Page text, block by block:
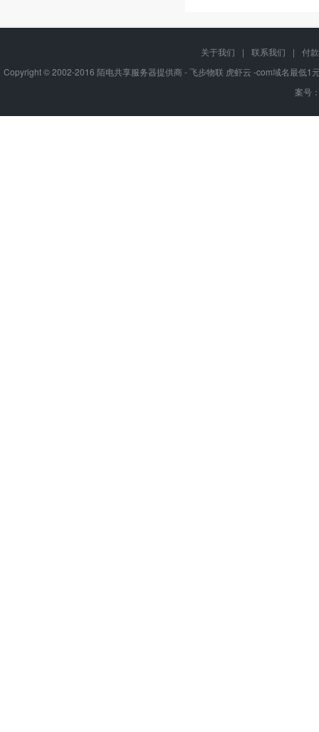
关于我们 | 联系我们 |
付
Copyright © 2002-2016 陌电共享服务器提供商 - 飞步物联 虎虾云 -com域名最低
案号